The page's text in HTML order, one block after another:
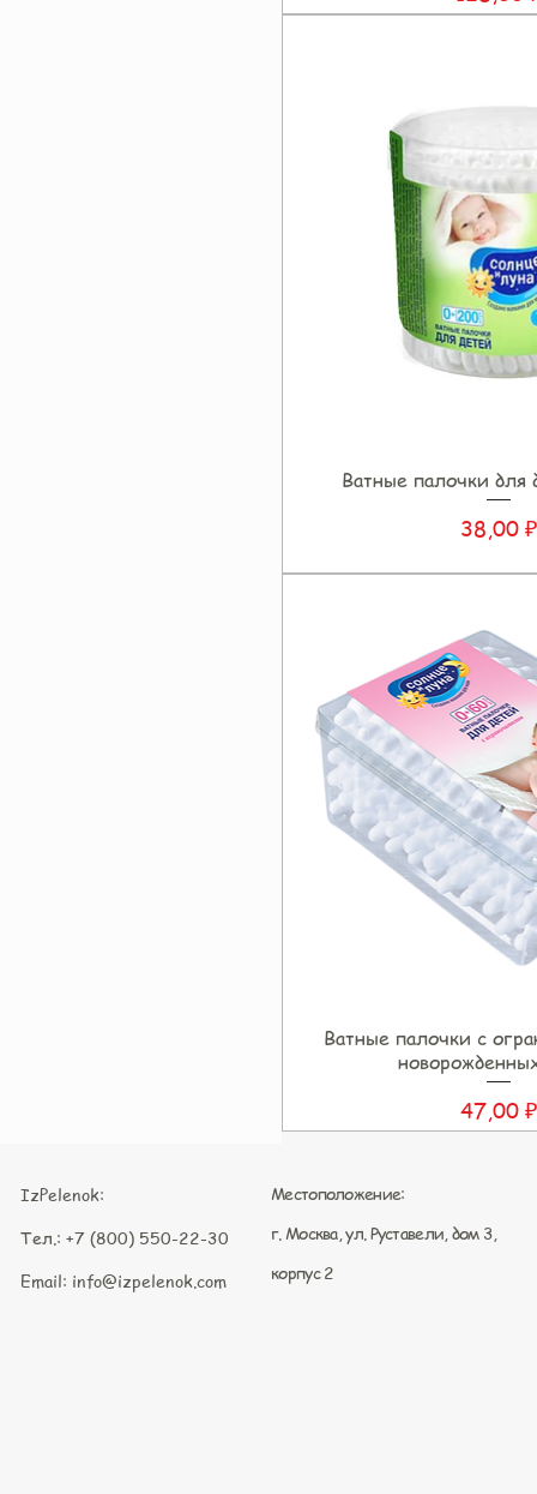
Быстрый
Ватные палочки
Цена
38,00 ₽
Быстрый
Ватные палочки с
Цена
47,00 ₽
IzPelenok:
Тел.: +7 (800) 550-22-30
Email: info@izpelenok.com
Местоположение:
г. Москва, ул. Руставели, дом 3,
корпус 2